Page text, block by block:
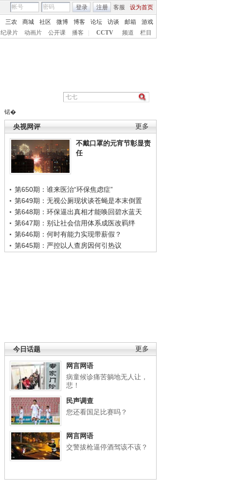
客服 设为首页
登录 注册
三农 商城 社区 微博 博客 论坛 访谈 邮箱
游戏
纪录片 动画片 公开课 播客 CCTV 频道 栏目
锘�
更多
央视网评
不戴口罩的元宵节彰显责
任
第650期：谁来医治“环保焦虑症”
第649期：无视公厕现状谈苍蝇是本末倒置
第648期：环保逼出真相才能唤回碧水蓝天
第647期：别让社会信用体系成医改羁绊
第646期：何时有能力实现带薪假？
第645期：严控以人查房因何引热议
更多
今日话题
网言网语
病童候诊痛苦躺地无人让，
悲！
民声调查
您还看国足比赛吗？
网言网语
交警拔枪逼停酒驾该不该？